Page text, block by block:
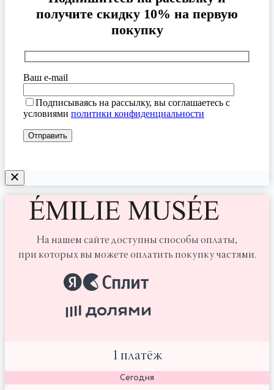
получите скидку 10% на первую
покупку
Ваш e-mail
Подписываясь на рассылку, вы соглашаетесь с
условиями политики конфиденциальности
На нашем сайте доступны способы оплаты,
при которых вы можете оплатить покупку частями.
1 платёж
Сегодня